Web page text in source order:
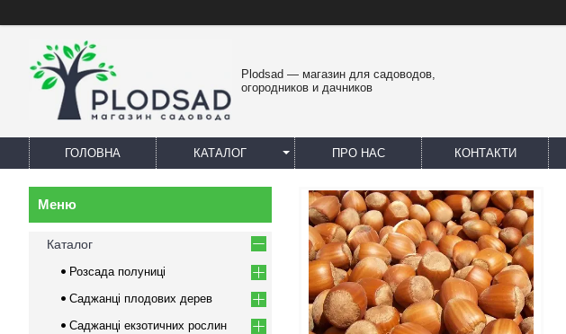
Plodsad — магазин для садоводов,
огородников и дачников
ГОЛОВНА КАТАЛОГ ПРО НАС КОНТАКТИ
Каталог
Розсада полуниці
Саджанці плодових дерев
Саджанці екзотичних рослин